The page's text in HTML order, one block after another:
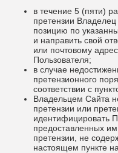
в течение 5 (пяти)
претензии
позицию по
и направить свой
или почтовому
Пользователя;
в случае
претензионного
соответствии с
Владельцем Сайта
претензии или
идентифицировать
предоставленных
претензии, не
настоящем пункте